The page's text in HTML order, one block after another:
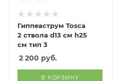
Гиппеаструм Tosca
2 ствола d13 см h25
см тип 3
2 200 руб.
В КОРЗИНУ